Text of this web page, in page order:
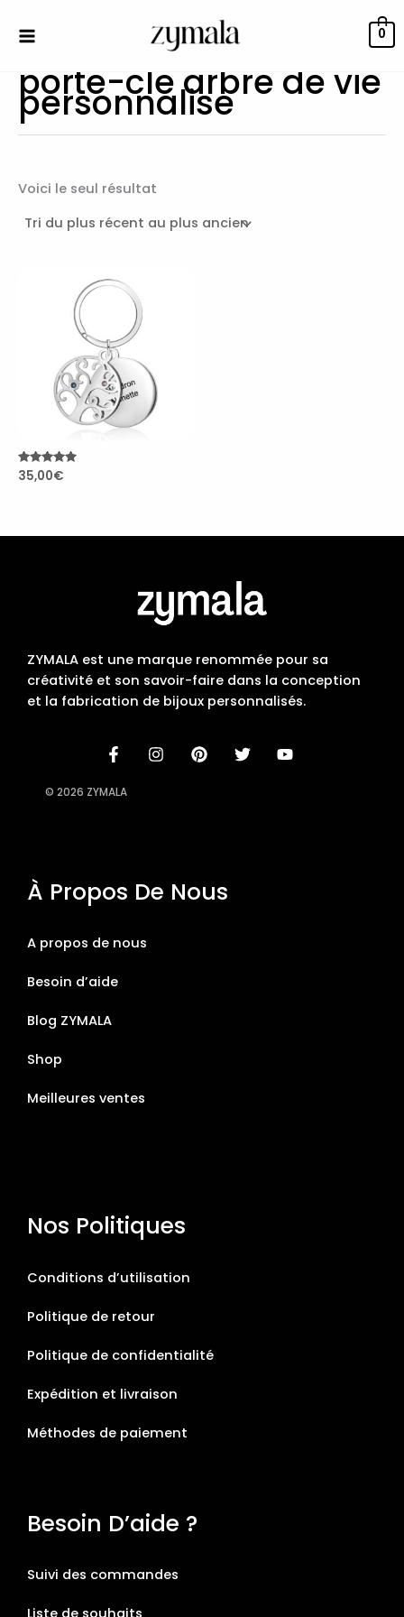
0
porte-cle arbre de vie
personnalise
Voici le seul résultat
Note
5.00
35,00€
ZYMALA est une marque renommée pour sa
créativité et son savoir-faire dans la conception
et la fabrication de bijoux personnalisés.
© 2026 ZYMALA
À Propos De Nous
A propos de nous
Besoin d’aide
Blog ZYMALA
Shop
Meilleures ventes
Nos Politiques
Conditions d’utilisation
Politique de retour
Politique de confidentialité
Expédition et livraison
Méthodes de paiement
Besoin D’aide ?
Suivi des commandes